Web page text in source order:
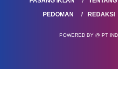
PEDOMAN
REDAKSI
POWERED BY @ PT